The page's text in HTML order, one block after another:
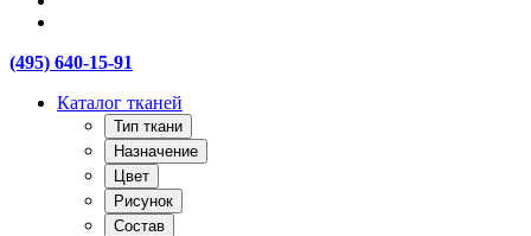
(495) 640-15-91
Каталог тканей
Тип ткани
Назначение
Цвет
Рисунок
Состав